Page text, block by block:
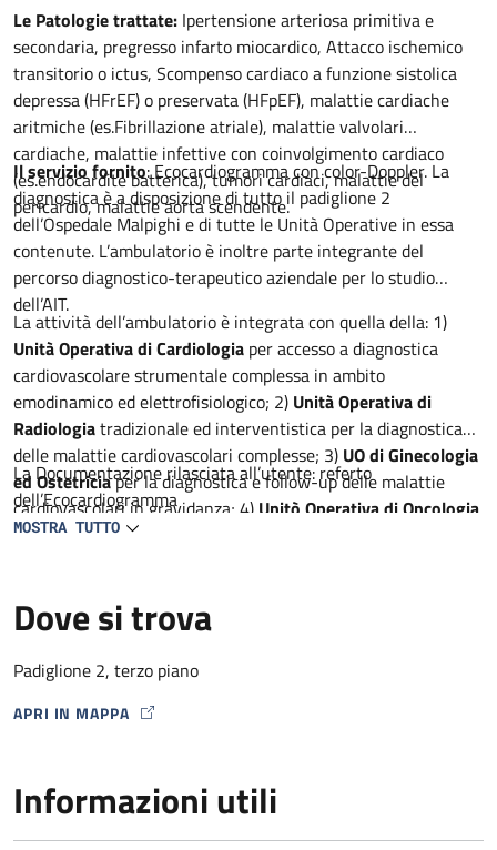
Descrizione
Le Patologie trattate: Ipertensione arteriosa primitiva e
secondaria, pregresso infarto miocardico, Attacco ischemico
transitorio o ictus, Scompenso cardiaco a funzione sistolica
depressa (HFrEF) o preservata (HFpEF), malattie cardiache
aritmiche (es.Fibrillazione atriale), malattie valvolari
cardiache, malattie infettive con coinvolgimento cardiaco
(es.endocardite batterica), tumori cardiaci, malattie del
pericardio, malattie aorta scendente.
Il servizio fornito: Ecocardiogramma con color-Doppler. La
diagnostica è a disposizione di tutto il padiglione 2
dell’Ospedale Malpighi e di tutte le Unità Operative in essa
contenute. L’ambulatorio è inoltre parte integrante del
percorso diagnostico-terapeutico aziendale per lo studio
dell’AIT.
La attività dell’ambulatorio è integrata con quella della: 1)
Unità Operativa di Cardiologia per accesso a diagnostica
cardiovascolare strumentale complessa in ambito
emodinamico ed elettrofisiologico; 2) Unità Operativa di
Radiologiatradizionale ed interventistica per la diagnostica
delle malattie cardiovascolari complesse; 3) UO di Ginecologia
ed Ostetriciaper la diagnostica e follow-up delle malattie
cardiovascolari in gravidanza; 4) Unitò Operativa di Oncologia
per la diagnostica precoce delle complicanze cardiache dei
Unità semplice dipartimentale di Reumatologia e
cardiovascolari in corso di malattie infiammatorie croniche
La Documentazione rilasciata all’utente: referto
dell’Ecocardiogramma
MOSTRA TUTTO
Dove si trova
Padiglione 2, terzo piano
APRI IN MAPPA
MAP ICON
Informazioni utili